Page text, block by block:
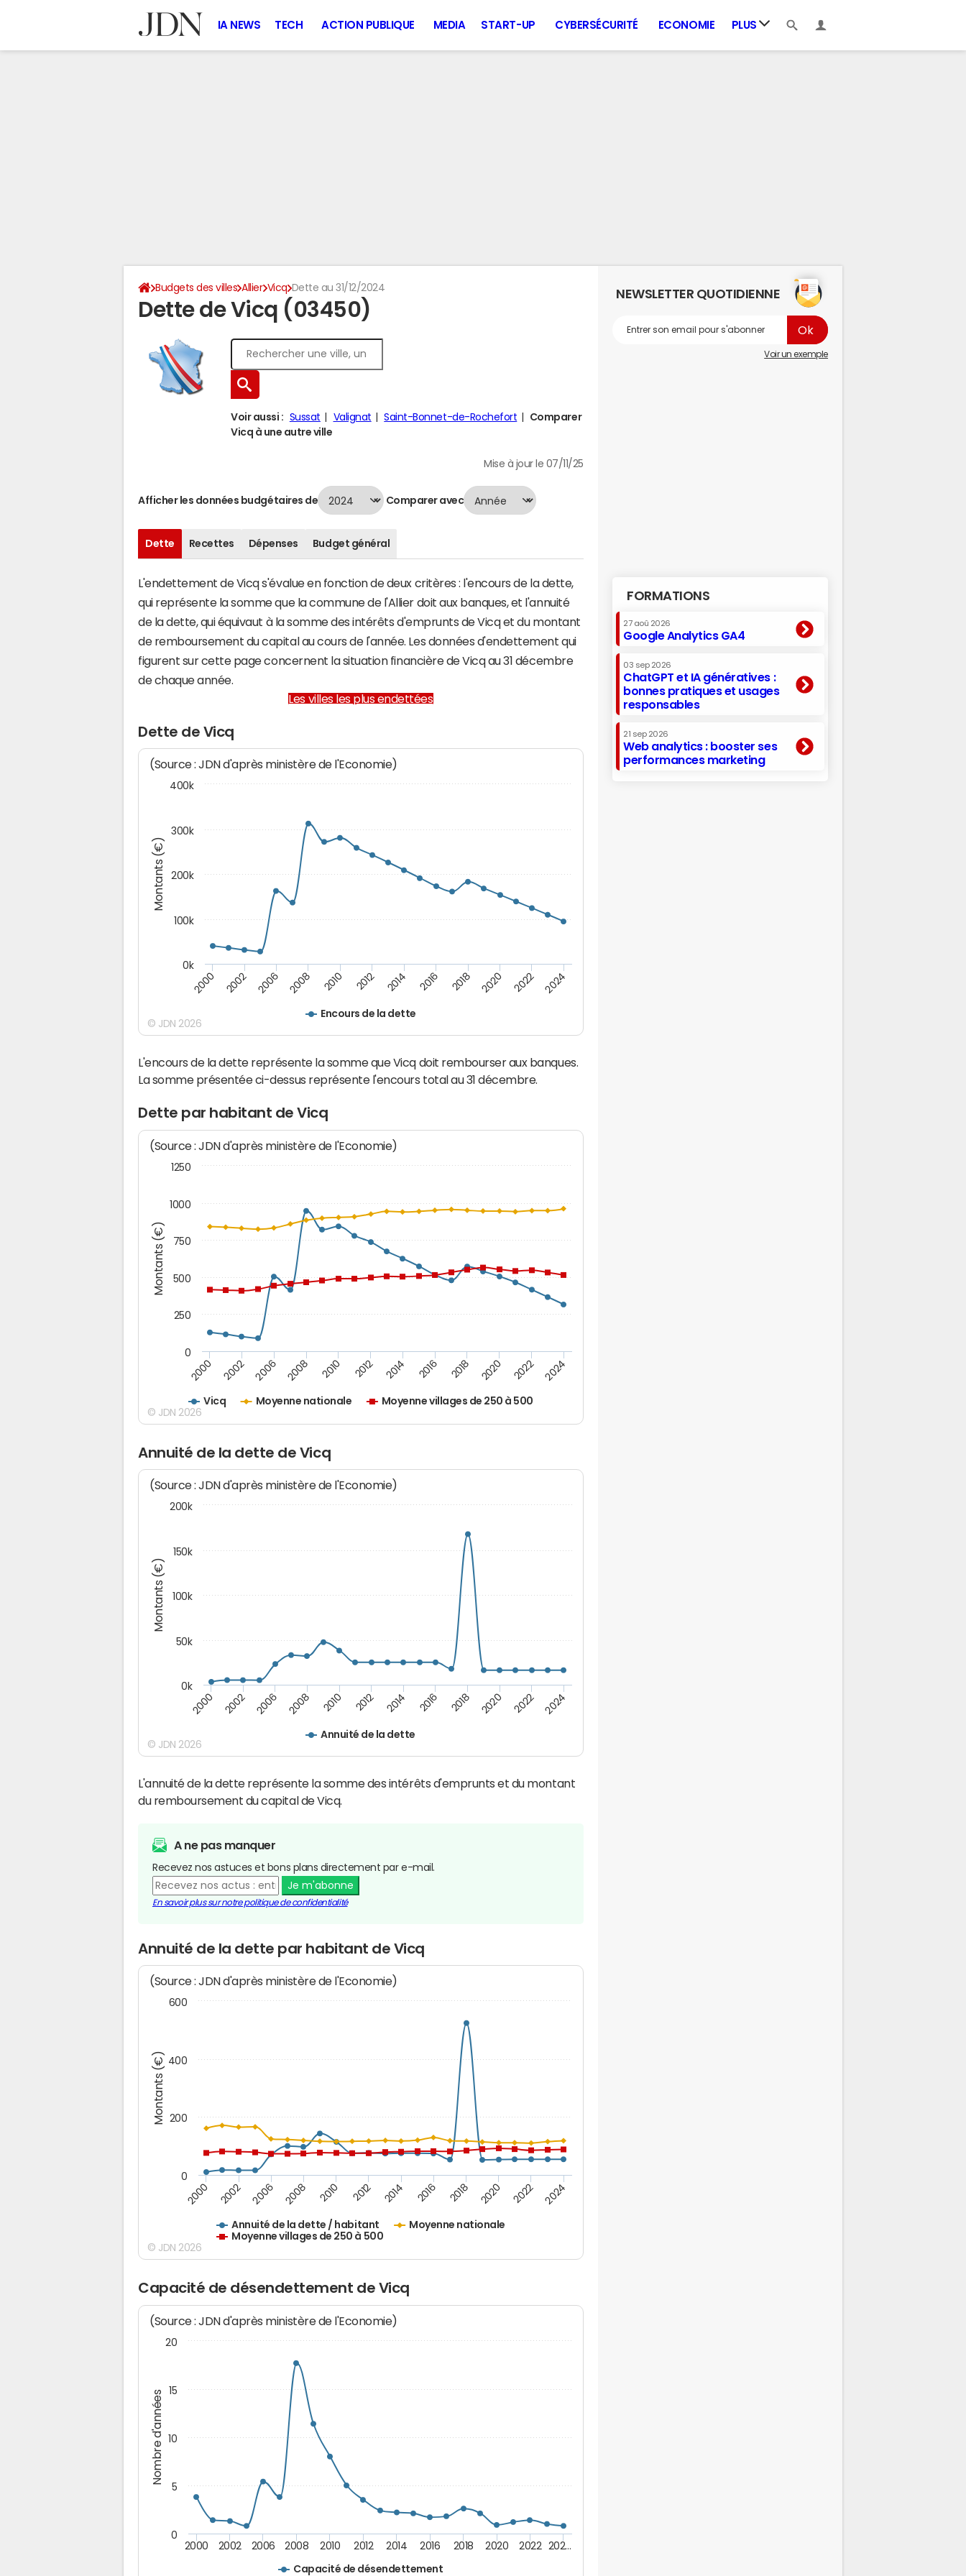
IA NEWS TECH ACTION PUBLIQUE MEDIA START-UP CYBERSÉCURITÉ ECONOMIE PLUS
Budgets des villes Allier Vicq Dette au 31/12/2024
Dette de Vicq (03450)
Voir aussi : Sussat Valignat Saint-Bonnet-de-Rochefort
Comparer
Vicq à une autre ville
Mise à jour le 07/11/25
Afficher les données budgétaires de Comparer avec
Dette Recettes Dépenses Budget général
L'endettement de Vicq s'évalue en fonction de deux critères : l'encours de la dette,
qui représente la somme que la commune de l'Allier doit aux banques, et l'annuité
de la dette, qui équivaut à la somme des intérêts d'emprunts de Vicq et du montant
de remboursement du capital au cours de l'année. Les données d'endettement qui
figurent sur cette page concernent la situation financière de Vicq au 31 décembre
de chaque année.
Les villes les plus endettées
Dette de Vicq
Montants (€)
(Source : JDN d'après ministère de l'Economie)
Encours de la dette
2000 2002 2006 2008 2010 2012 2014 2016 2018 2020 2022 2024
0k
100k
200k
300k
400k
© JDN 2026
L'encours de la dette représente la somme que Vicq doit rembourser aux banques.
La somme présentée ci-dessus représente l'encours total au 31 décembre.
Dette par habitant de Vicq
Montants (€)
(Source : JDN d'après ministère de l'Economie)
Vicq Moyenne nationale Moyenne villages de 250 à 500
2000 2002 2006 2008 2010 2012 2014 2016 2018 2020 2022 2024
0
250
500
750
1000
1250
© JDN 2026
Annuité de la dette de Vicq
Montants (€)
(Source : JDN d'après ministère de l'Economie)
Annuité de la dette
2000 2002 2006 2008 2010 2012 2014 2016 2018 2020 2022 2024
0k
50k
100k
150k
200k
© JDN 2026
L'annuité de la dette représente la somme des intérêts d'emprunts et du montant
du remboursement du capital de Vicq.
A ne pas manquer
Recevez nos astuces et bons plans directement par e-mail.
Je m'abonne
En savoir plus sur notre politique de confidentialité
Annuité de la dette par habitant de Vicq
Montants (€)
(Source : JDN d'après ministère de l'Economie)
Annuité de la dette / habitant
Moyenne nationale
Moyenne villages de 250 à 500
2000 2002 2006 2008 2010 2012 2014 2016 2018 2020 2022 2024
0
200
400
600
© JDN 2026
Capacité de désendettement de Vicq
Nombre d'années
(Source : JDN d'après ministère de l'Economie)
Capacité de désendettement
2000 2002 2006 2008 2010 2012 2014 2016 2018 2020 2022 202…
0
5
10
15
20
NEWSLETTER QUOTIDIENNE
Voir un exemple
FORMATIONS
27 aoû 2026
Google Analytics GA4
03 sep 2026
ChatGPT et IA génératives :
bonnes pratiques et usages
responsables
21 sep 2026
Web analytics : booster ses
performances marketing